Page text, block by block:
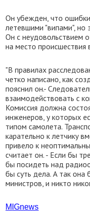
Он убежден, что
летевшими "випами", но
Он с неудовольствием
на место происшествия
"В правилах
четко написано, как
пояснил он.-
взаимодействовать с
Комиссия должна
инженеров, у которых
типом самолета.
карательно к летчику
привело к
считает он. - Если бы
бы посидеть над
бы суть дела. А так она
министров, и никто
М IGnews